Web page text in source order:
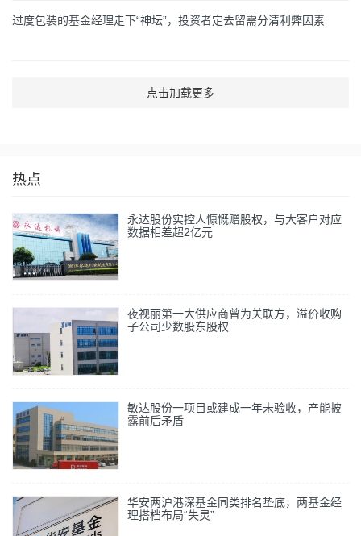
过度包装的基金经理走下“神坛”，投资者定去留需分清利弊因素
点击加载更多
热点
永达股份实控人慷慨赠股权，与大客户对应
数据相差超2亿元
夜视丽第一大供应商曾为关联方，溢价收购
子公司少数股东股权
敏达股份一项目或建成一年未验收，产能披
露前后矛盾
华安两沪港深基金同类排名垫底，两基金经
理搭档布局“失灵”